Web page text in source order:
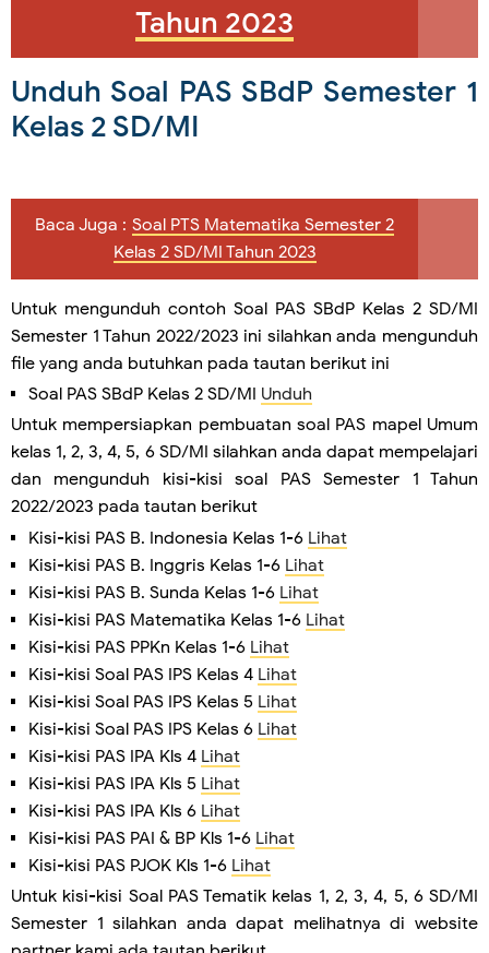
Tahun 2023
Unduh Soal PAS SBdP Semester 1
Kelas 2 SD/MI
Baca Juga : Soal PTS Matematika Semester 2
Kelas 2 SD/MI Tahun 2023
Untuk mengunduh contoh Soal PAS SBdP Kelas 2 SD/MI
Semester 1 Tahun 2022/2023 ini silahkan anda mengunduh
file yang anda butuhkan pada tautan berikut ini
Soal PAS SBdP Kelas 2 SD/MI Unduh
Untuk mempersiapkan pembuatan soal PAS mapel Umum
kelas 1, 2, 3, 4, 5, 6 SD/MI silahkan anda dapat mempelajari
dan mengunduh kisi-kisi soal PAS Semester 1 Tahun
2022/2023 pada tautan berikut
Kisi-kisi PAS B. Indonesia Kelas 1-6 Lihat
Kisi-kisi PAS B. Inggris Kelas 1-6 Lihat
Kisi-kisi PAS B. Sunda Kelas 1-6 Lihat
Kisi-kisi PAS Matematika Kelas 1-6 Lihat
Kisi-kisi PAS PPKn Kelas 1-6 Lihat
Kisi-kisi Soal PAS IPS Kelas 4 Lihat
Kisi-kisi Soal PAS IPS Kelas 5 Lihat
Kisi-kisi Soal PAS IPS Kelas 6 Lihat
Kisi-kisi PAS IPA Kls 4 Lihat
Kisi-kisi PAS IPA Kls 5 Lihat
Kisi-kisi PAS IPA Kls 6 Lihat
Kisi-kisi PAS PAI & BP Kls 1-6 Lihat
Kisi-kisi PAS PJOK Kls 1-6 Lihat
Untuk kisi-kisi Soal PAS Tematik kelas 1, 2, 3, 4, 5, 6 SD/MI
Semester 1 silahkan anda dapat melihatnya di website